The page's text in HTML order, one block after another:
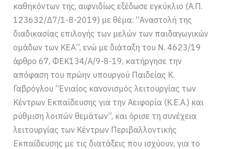
καθηκόντων της, αιφνιδίως εξέδωσε εγκύκλιο (Α.Π.
123632/Δ7/1-8-2019) με θέμα: “Αναστολή της
διαδικασίας επιλογής των μελών των παιδαγωγικών
ομάδων των ΚΕΑ”, ενώ με διάταξη του Ν. 4623/19
άρθρο 67, ΦΕΚ134/Α/9-8-19, κατήργησε την
απόφαση του πρώην υπουργού Παιδείας Κ.
Γαβρόγλου “Ενιαίος κανονισμός λειτουργίας των
Κέντρων Εκπαίδευσης για την Αειφορία (Κ.Ε.Α.) και
ρύθμιση λοιπών θεμάτων”, και όρισε τη συνέχεια
λειτουργίας των Κέντρων Περιβαλλοντικής
Εκπαίδευσης με τις διατάξεις που ισχύουν, για το